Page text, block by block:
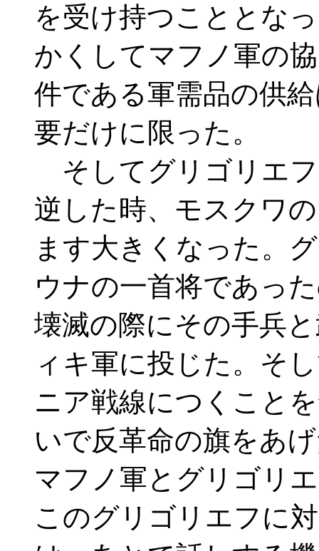
を受け持つこととな
かくしてマフノ軍の
件である軍需品の供
要だけに限った。
そしてグリゴリエ
逆した時、モスクワ
ます大きくなった。
ウナの一首将であっ
壊滅の際にその手兵
ィキ軍に投じた。そ
ニア戦線につくこと
いで反革命の旗をあ
マフノ軍とグリゴリ
このグリゴリエフに